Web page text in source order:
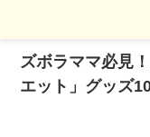
ズボラママ必見
エット」グッズ